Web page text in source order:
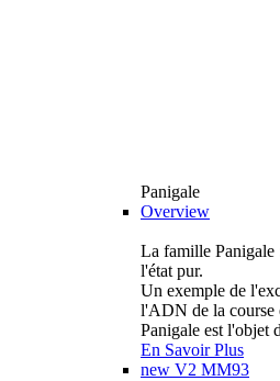
Panigale
Overview
La famille Panigale
l'état pur.
Un exemple de
l'ADN de la course
Panigale est l'objet
En Savoir Plus
new V2 MM93